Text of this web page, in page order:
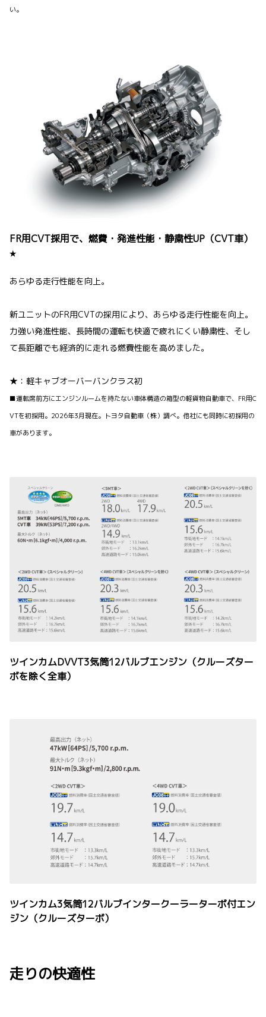
い。
FR用CVT採用で、燃費・発進性能・静粛性UP（CVT車）
★
あらゆる走行性能を向上。
新ユニットのFR用CVTの採用により、あらゆる走行性能を向上。
力強い発進性能、長時間の運転も快適で疲れにくい静粛性、そし
て長距離でも経済的に走れる燃費性能を高めました。
★：軽キャブオーバーバンクラス初
■運転席前方にエンジンルームを持たない車体構造の箱型の軽貨物自動車で、FR用C
VTを初採用。2026年3月現在。トヨタ自動車（株）調べ。他社にも同時に初採用の
車があります。
ツインカムDVVT3気筒12バルブエンジン（クルーズター
ボを除く全車）
ツインカム3気筒12バルブインタークーラーターボ付エン
ジン（クルーズターボ）
走りの快適性